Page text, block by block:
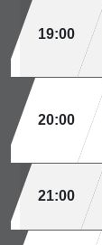
19:00
20:00
21:00